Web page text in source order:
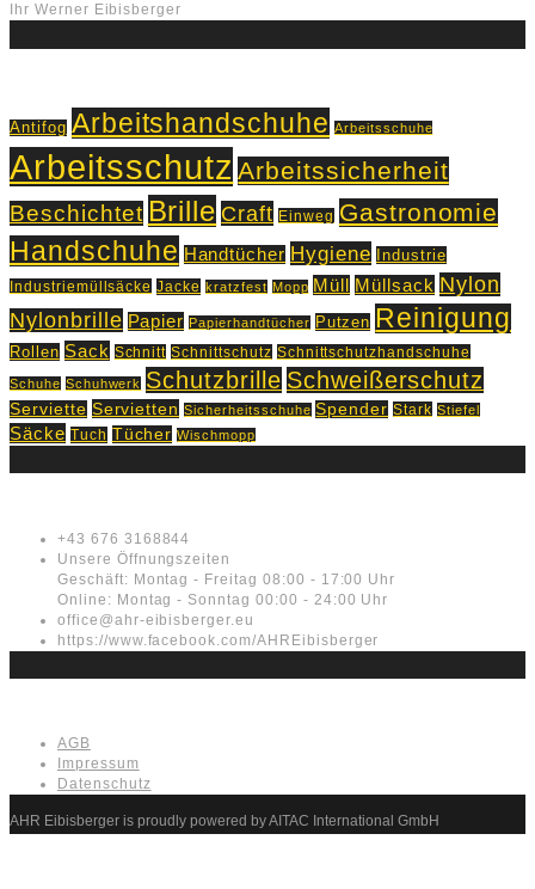
Ihr Werner Eibisberger
Antifog Arbeitshandschuhe Arbeitsschuhe
Arbeitsschutz Arbeitssicherheit
Beschichtet Brille Craft Einweg Gastronomie
Handschuhe Handtücher Hygiene Industrie
Industriemüllsäcke Jacke kratzfest Mopp Müll Müllsack Nylon
Nylonbrille Papier Papierhandtücher Putzen Reinigung
Rollen Sack Schnitt Schnittschutz Schnittschutzhandschuhe
Schuhe Schuhwerk Schutzbrille Schweißerschutz
Serviette Servietten Sicherheitsschuhe Spender Stark Stiefel
Säcke Tuch Tücher Wischmopp
+43 676 3168844
Unsere Öffnungszeiten
Geschäft: Montag - Freitag 08:00 - 17:00 Uhr
Online: Montag - Sonntag 00:00 - 24:00 Uhr
office@ahr-eibisberger.eu
https://www.facebook.com/AHREibisberger
AGB
Impressum
Datenschutz
AHR Eibisberger is proudly powered by AITAC International GmbH